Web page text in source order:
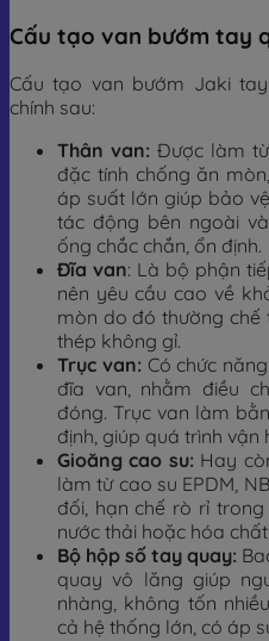
Cấu tạo van bướm tay
Cấu tạo van bướm Jaki
chính sau:
Thân van: Được làm
đặc tính chống ăn
áp suất lớn giúp bảo
tác động bên ngoài
ống chắc chắn, ổn định.
Đĩa van: Là bộ phận
nên yêu cầu cao về
mòn do đó thường chế
thép không gỉ.
Trục van: Có chức
đĩa van, nhằm điều
đóng. Trục van làm
định, giúp quá trình vận
Gioăng cao su: Hay
làm từ cao su EPDM,
đối, hạn chế rò rỉ
nước thải hoặc hóa chất
Bộ hộp số tay quay:
quay vô lăng giúp
nhàng, không tốn
cả hệ thống lớn, có áp